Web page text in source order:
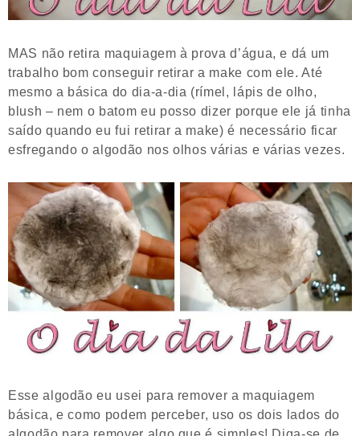
MAS não retira maquiagem à prova d’água, e dá um
trabalho bom conseguir retirar a make com ele. Até
mesmo a básica do dia-a-dia (rímel, lápis de olho,
blush – nem o batom eu posso dizer porque ele já tinha
saído quando eu fui retirar a make) é necessário ficar
esfregando o algodão nos olhos várias e várias vezes.
Esse algodão eu usei para remover a maquiagem
básica, e como podem perceber, uso os dois lados do